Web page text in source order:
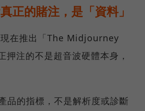
的賭注，是「資料」
在推出「The Midjourney
押注的不是超音波硬體本身，
品的指標，不是解析度或診斷